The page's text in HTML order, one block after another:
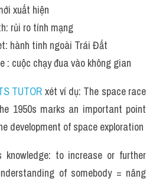
xuất hiện
rủi ro tính mạng
hành tinh ngoài Trái Đất
: cuộc chạy đua vào không gian
TUTOR xét ví dụ: The space race
1950s marks an important point
development of space exploration
knowledge: to increase or further
of somebody = nâng